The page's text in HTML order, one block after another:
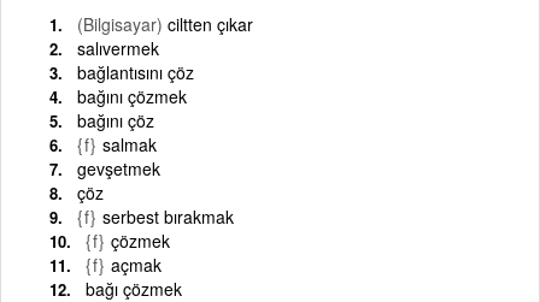
(Bilgisayar) ciltten çıkar
salıvermek
bağlantısını çöz
bağını çözmek
bağını çöz
{f} salmak
gevşetmek
çöz
{f} serbest bırakmak
{f} çözmek
{f} açmak
bağı çözmek